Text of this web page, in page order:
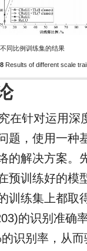
不同比例训练集的结果
Results of different scale
在针对运用深
题，使用一种
的解决方案。
预训练好的模
训练集上都取
的识别准确
识别率，从